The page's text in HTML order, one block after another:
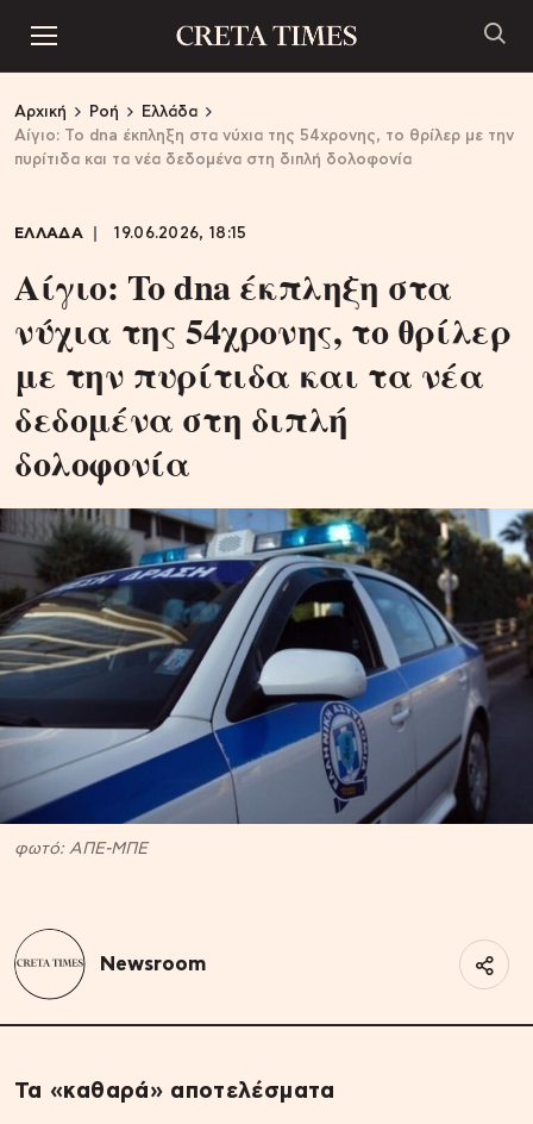
Αρχική Ροή
Ελλάδα
Αίγιο: To dna έκπληξη στα νύχια της 54χρονης, το θρίλερ με την
πυρίτιδα και τα νέα δεδομένα στη διπλή δολοφονία
ΕΛΛΑΔΑ 19.06.2026, 18:15
Αίγιο: To dna έκπληξη στα
νύχια της 54χρονης, το θρίλερ
με την πυρίτιδα και τα νέα
δεδομένα στη διπλή
δολοφονία
φωτό: ΑΠΕ-ΜΠΕ
Newsroom
Τα «καθαρά» αποτελέσματα